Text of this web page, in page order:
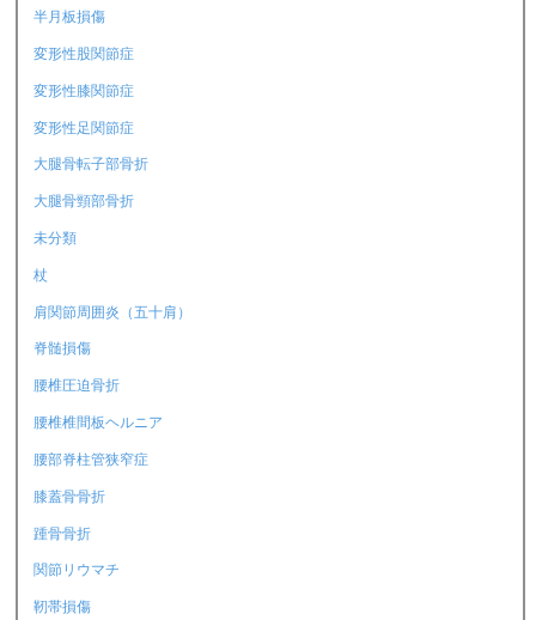
半月板損傷
変形性股関節症
変形性膝関節症
変形性足関節症
大腿骨転子部骨折
大腿骨頸部骨折
未分類
杖
肩関節周囲炎（五十肩）
脊髄損傷
腰椎圧迫骨折
腰椎椎間板ヘルニア
腰部脊柱管狭窄症
膝蓋骨骨折
踵骨骨折
関節リウマチ
靭帯損傷